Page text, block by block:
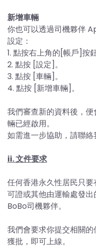
新增車輛
你也可以透過司機夥伴
設定：
1. 點按右上角的[帳戶]按鈕
2. 點按 [設定]。
3. 點按 [車輛]。
4. 點按 [新增車輛]。
我們審查新的資料後，
輛已經啟用。
如需進一步協助，請聯絡
ii. 文件要求
任何香港永久性居民只
可證或其他由運輸處發
BoBo司機夥伴。
我們會要求你提交相關
獲批，即可上線。